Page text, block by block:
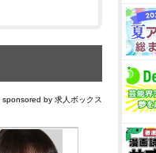
sponsored by 求人ボックス